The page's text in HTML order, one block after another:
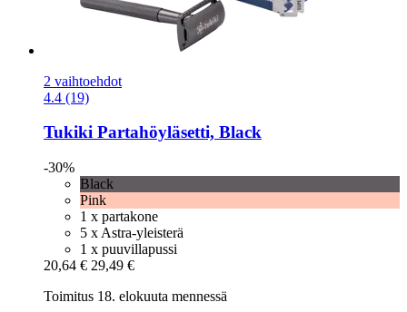
2 vaihtoehdot
4.4 (19)
Tukiki Partahöyläsetti, Black
-30%
Black
Pink
1 x partakone
5 x Astra-yleisterä
1 x puuvillapussi
20,64 € 29,49 €
Toimitus 18. elokuuta mennessä